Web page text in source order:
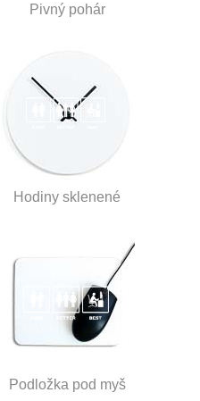
Pivný pohár
Hodiny sklenené
Podložka pod myš